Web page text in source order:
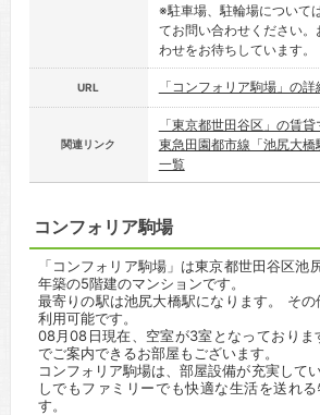
※駐車場、駐輪場について
てお問い合わせください
わせをお待ちしています。
URL 「コンフォリア駒場」の
関連リンク
「東京都世田谷区」の賃
東急田園都市線「池尻大
一覧
コンフォリア駒場
「コンフォリア駒場」は東京都世田谷区
年築の5階建のマンションです。
最寄りの駅は池尻大橋駅になります。 そ
利用可能です。
08月08日現在、空室が3室となっておりま
でご案内できるお部屋もございます。
コンフォリア駒場は、部屋設備が充実して
しでもファミリーでも快適な生活を送れ
す。